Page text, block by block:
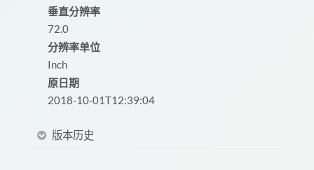
垂直分辨率
72.0
分辨率单位
Inch
原日期
2018-10-01T12:39:04
版本历史